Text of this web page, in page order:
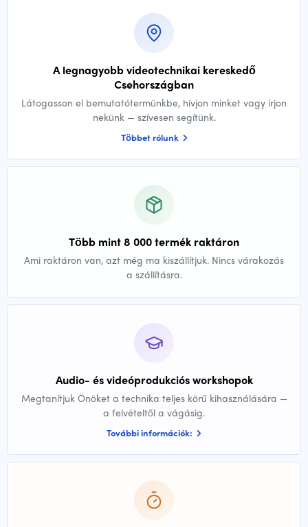
A legnagyobb videotechnikai kereskedő
Csehországban
Látogasson el bemutatótermünkbe, hívjon minket vagy írjon
nekünk — szívesen segítünk.
Többet rólunk
Több mint 8 000 termék raktáron
Ami raktáron van, azt még ma kiszállítjuk. Nincs várakozás
a szállításra.
Audio- és videóprodukciós workshopok
Megtanítjuk Önöket a technika teljes körű kihasználására —
a felvételtől a vágásig.
További információk: